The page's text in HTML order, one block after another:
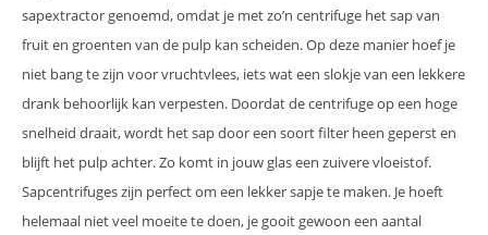
sapextractor genoemd, omdat je met zo’n centrifuge het sap van
fruit en groenten van de pulp kan scheiden. Op deze manier hoef je
niet bang te zijn voor vruchtvlees, iets wat een slokje van een lekkere
drank behoorlijk kan verpesten. Doordat de centrifuge op een hoge
snelheid draait, wordt het sap door een soort filter heen geperst en
blijft het pulp achter. Zo komt in jouw glas een zuivere vloeistof.
Sapcentrifuges zijn perfect om een lekker sapje te maken. Je hoeft
helemaal niet veel moeite te doen, je gooit gewoon een aantal